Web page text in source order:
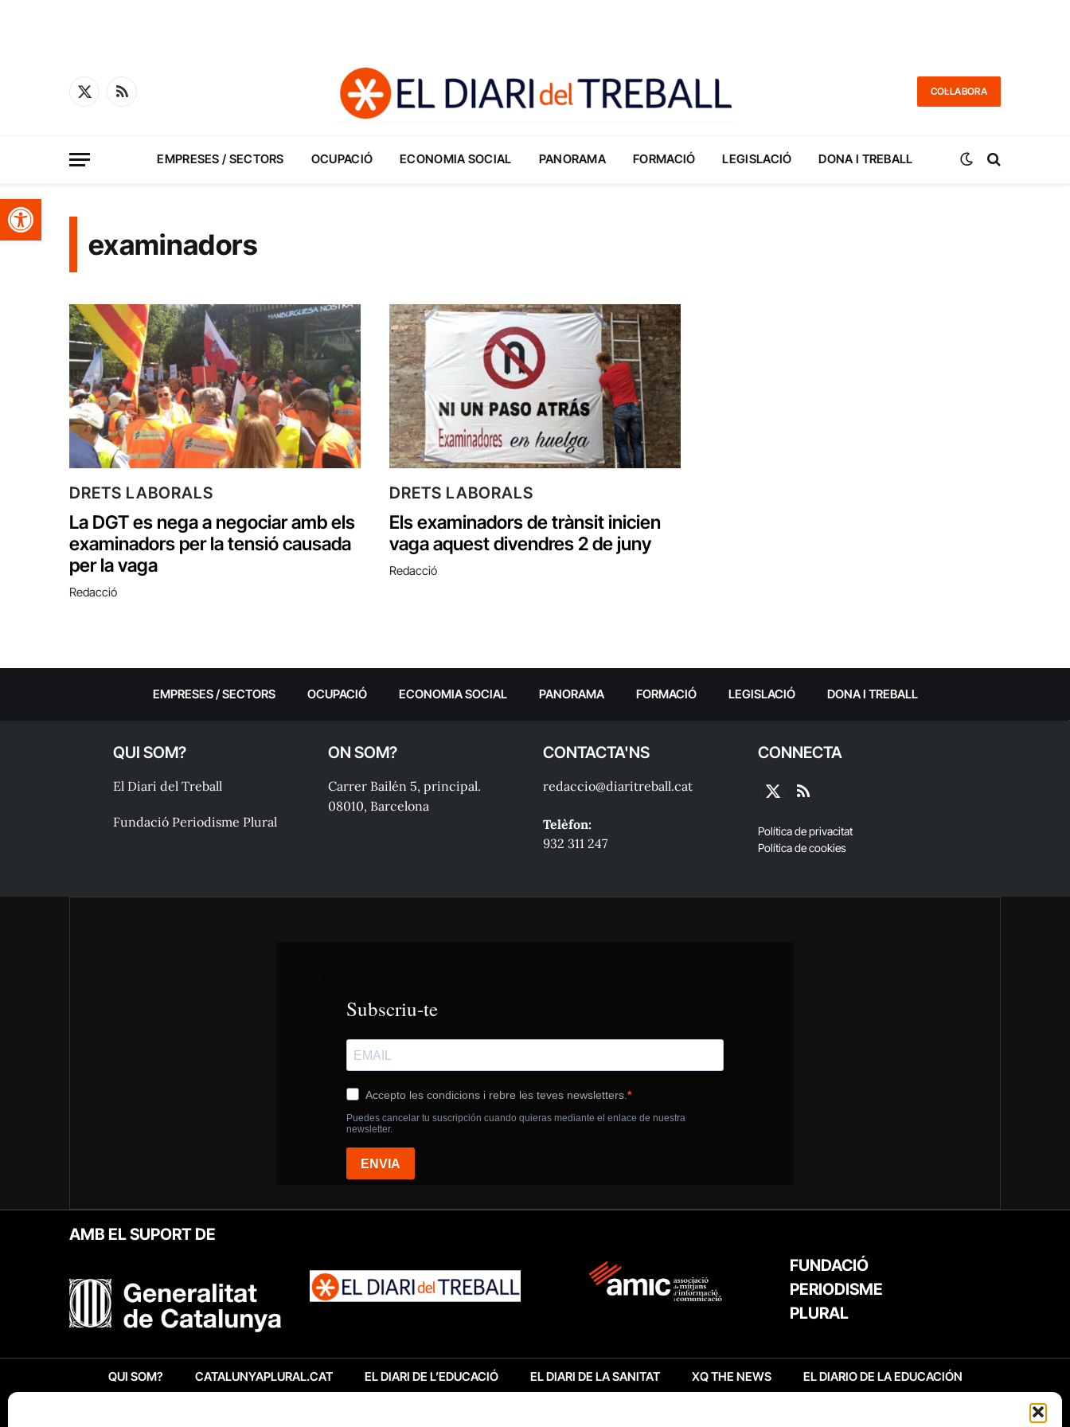
Obre la barra d'eines
X
RSS
COL·LABORA
EMPRESES / SECTORS OCUPACIÓ ECONOMIA SOCIAL PANORAMA FORMACIÓ LEGISLACIÓ DONA I TREBALL
examinadors
DRETS LABORALS
La DGT es nega a negociar amb els
examinadors per la tensió causada
per la vaga
Redacció
DRETS LABORALS
Els examinadors de trànsit inicien
vaga aquest divendres 2 de juny
Redacció
EMPRESES / SECTORS OCUPACIÓ ECONOMIA SOCIAL PANORAMA FORMACIÓ LEGISLACIÓ DONA I TREBALL
QUI SOM?
El Diari del Treball
Fundació Periodisme Plural
ON SOM?
Carrer Bailén 5, principal.
08010, Barcelona
CONTACTA'NS
redaccio@diaritreball.cat
Telèfon:
932 311 247
CONNECTA
X
RSS
Política de privacitat
Política de cookies
AMB EL SUPORT DE
FUNDACIÓ
PERIODISME
PLURAL
QUI SOM? CATALUNYAPLURAL.CAT EL DIARI DE L’EDUCACIÓ EL DIARI DE LA SANITAT XQ THE NEWS EL DIARIO DE LA EDUCACIÓN